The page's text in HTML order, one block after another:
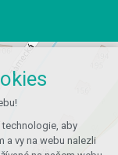
aby
a vy na webu nalezli